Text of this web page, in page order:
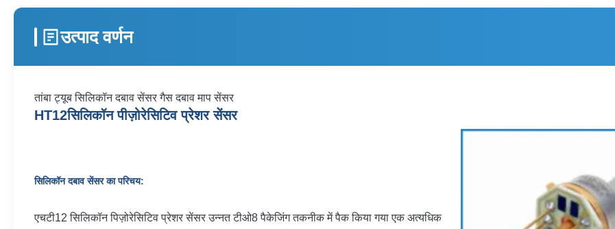
उत्पाद वर्णन
तांबा ट्यूब सिलिकॉन दबाव सेंसर गैस दबाव माप सेंसर
HT12सिलिकॉन पीज़ोरेसिटिव प्रेशर सेंसर
सिलिकॉन दबाव सेंसर का परिचय:
एचटी12 सिलिकॉन पिज़ोरेसिटिव प्रेशर सेंसर उन्नत टीओ8 पैकेजिंग तकनीक में पैक किया गया एक अत्यधिक